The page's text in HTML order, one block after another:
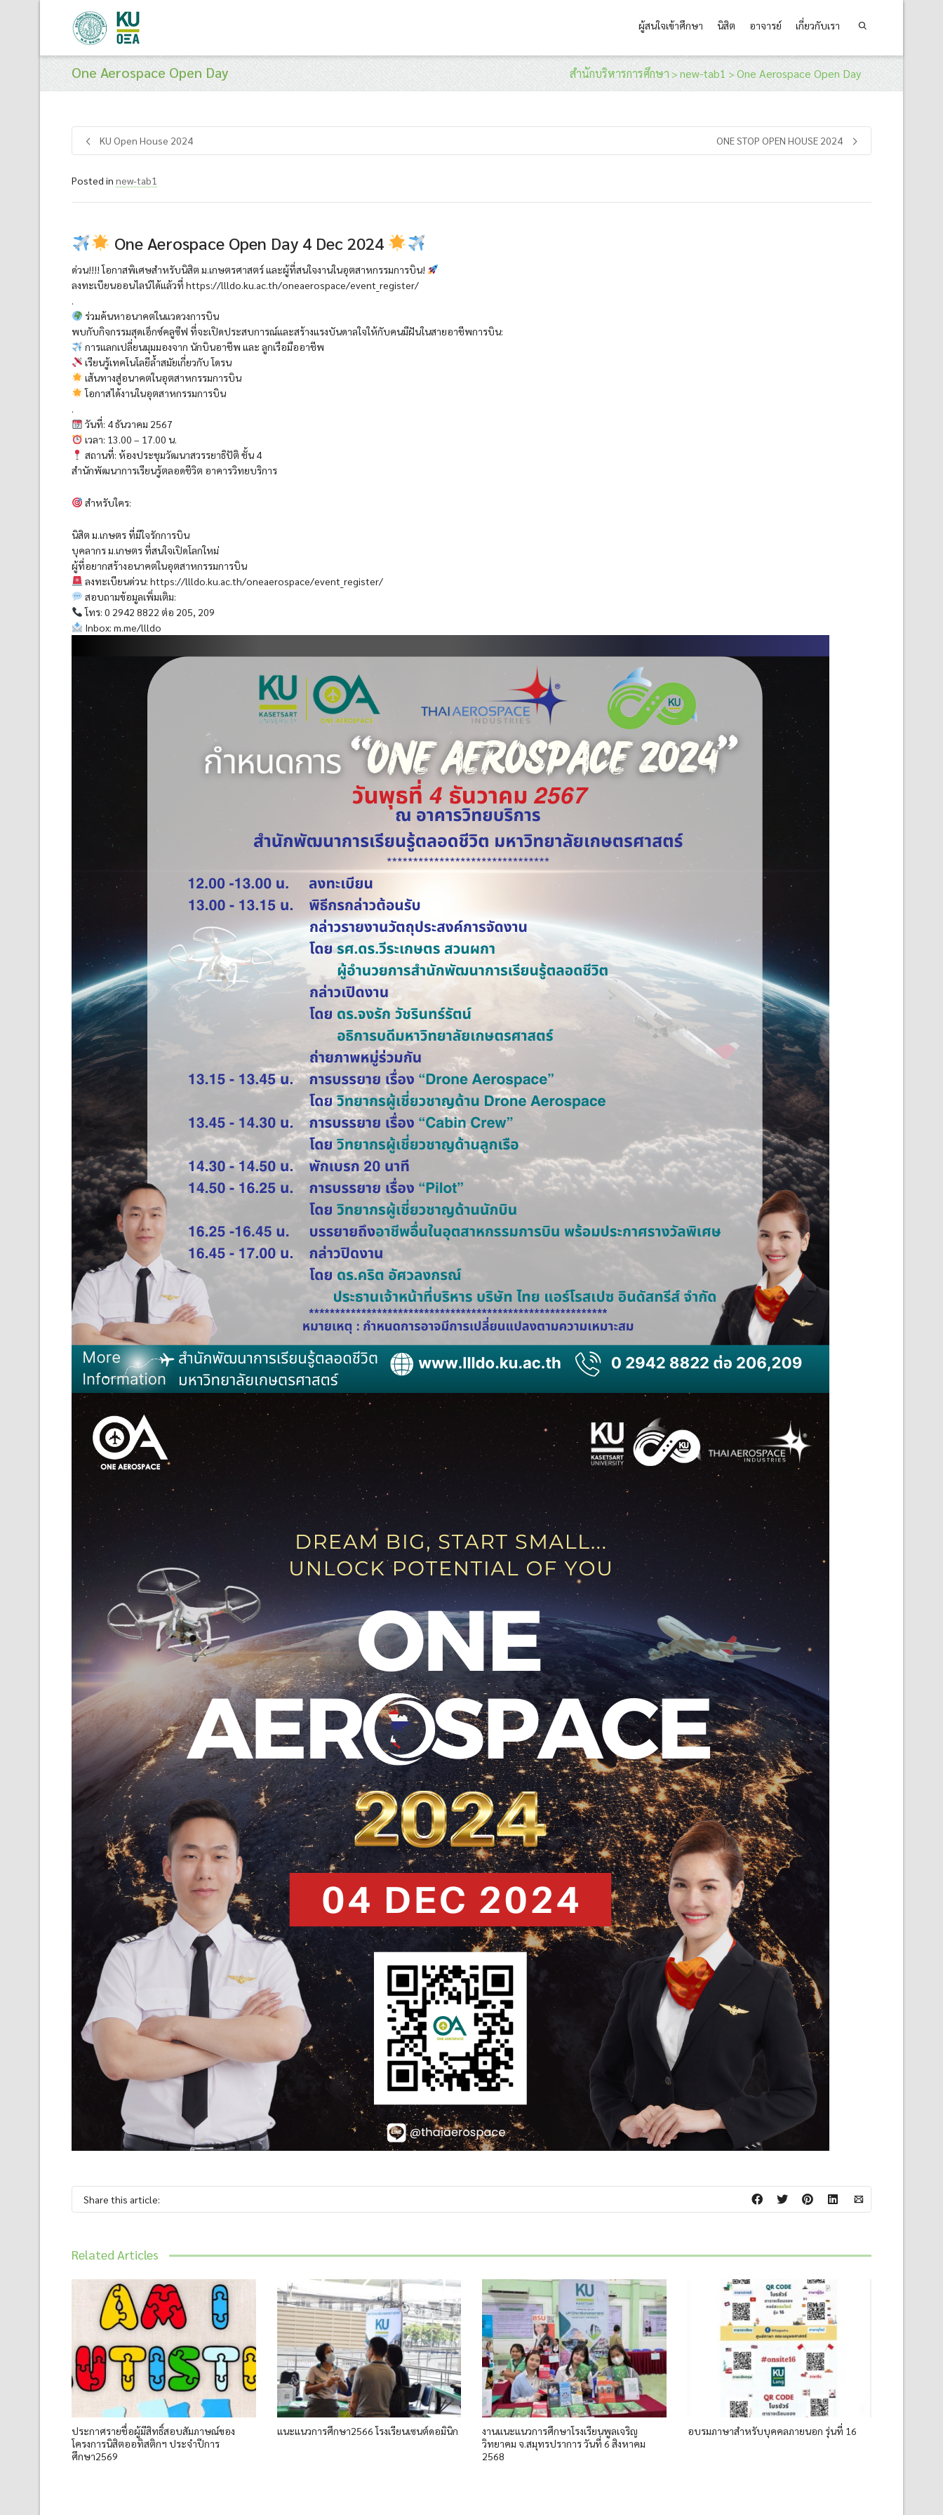
ผู้สนใจเข้าศึกษา นิสิต อาจารย์ เกี่ยวกับเรา
One Aerospace Open Day สำนักบริหารการศึกษา > new-tab1 > One Aerospace Open Day
KU Open House 2024 ONE STOP OPEN HOUSE 2024
Posted in new-tab1
One Aerospace Open Day 4 Dec 2024
ด่วน!!!! โอกาสพิเศษสำหรับนิสิต ม.เกษตรศาสตร์ และผู้ที่สนใจงานในอุตสาหกรรมการบิน!
ลงทะเบียนออนไลน์ได้แล้วที่ https://llldo.ku.ac.th/oneaerospace/event_register/
.
ร่วมค้นหาอนาคตในแวดวงการบิน
พบกับกิจกรรมสุดเอ็กซ์คลูซีฟ ที่จะเปิดประสบการณ์และสร้างแรงบันดาลใจให้กับคนมีฝันในสายอาชีพการบิน:
การแลกเปลี่ยนมุมมองจาก นักบินอาชีพ และ ลูกเรือมืออาชีพ
เรียนรู้เทคโนโลยีล้ำสมัยเกี่ยวกับ โดรน
เส้นทางสู่อนาคตในอุตสาหกรรมการบิน
โอกาสได้งานในอุตสาหกรรมการบิน
.
วันที่: 4 ธันวาคม 2567
เวลา: 13.00 – 17.00 น.
สถานที่: ห้องประชุมวัฒนาสวรรยาธิปัติ ชั้น 4
สำนักพัฒนาการเรียนรู้ตลอดชีวิต อาคารวิทยบริการ
สำหรับใคร:
นิสิต ม.เกษตร ที่มีใจรักการบิน
บุคลากร ม.เกษตร ที่สนใจเปิดโลกใหม่
ผู้ที่อยากสร้างอนาคตในอุตสาหกรรมการบิน
ลงทะเบียนด่วน: https://llldo.ku.ac.th/oneaerospace/event_register/
สอบถามข้อมูลเพิ่มเติม:
โทร: 0 2942 8822 ต่อ 205, 209
Inbox: m.me/llldo
Share this article:
Related Articles
ประกาศรายชื่อผู้มีสิทธิ์สอบสัมภาษณ์ของ
โครงการนิสิตออทิสติกฯ ประจำปีการ
ศึกษา2569
แนะแนวการศึกษา2566 โรงเรียนเซนต์ดอมินิก
งานแนะแนวการศึกษาโรงเรียนพูลเจริญ
วิทยาคม จ.สมุทรปราการ วันที่ 6 สิงหาคม
2568
อบรมภาษาสำหรับบุคคลภายนอก รุ่นที่ 16